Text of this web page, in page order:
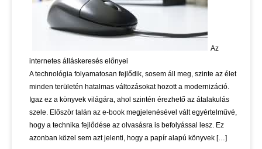
Az
internetes álláskeresés előnyei
A technológia folyamatosan fejlődik, sosem áll meg, szinte az élet
minden területén hatalmas változásokat hozott a modernizáció.
Igaz ez a könyvek világára, ahol szintén érezhető az átalakulás
szele. Először talán az e-book megjelenésével vált egyértelművé,
hogy a technika fejlődése az olvasásra is befolyással lesz. Ez
azonban közel sem azt jelenti, hogy a papír alapú könyvek […]